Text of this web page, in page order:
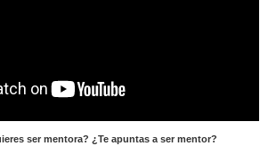
ser mentora? ¿Te apuntas a ser mentor?